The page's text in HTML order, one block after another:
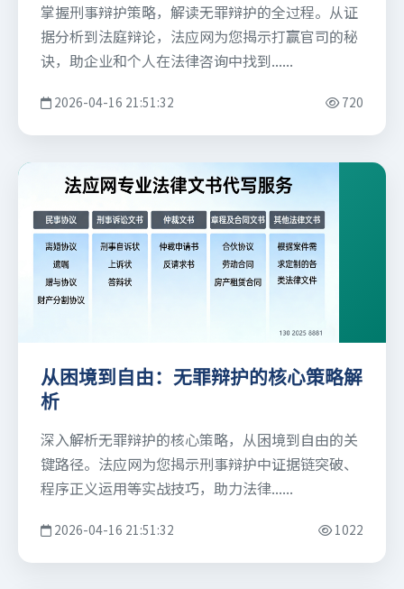
掌握刑事辩护策略，解读无罪辩护的全过程。从证
据分析到法庭辩论，法应网为您揭示打赢官司的秘
诀，助企业和个人在法律咨询中找到......
2026-04-16 21:51:32 720
从困境到自由：无罪辩护的核心策略解
析
深入解析无罪辩护的核心策略，从困境到自由的关
键路径。法应网为您揭示刑事辩护中证据链突破、
程序正义运用等实战技巧，助力法律......
2026-04-16 21:51:32 1022